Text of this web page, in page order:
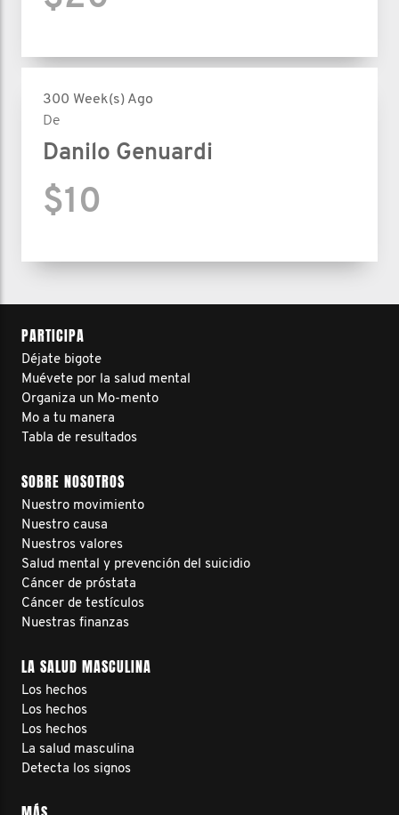
300 Week(s) Ago
De
Danilo Genuardi
$10
PARTICIPA
Déjate bigote
Muévete por la salud mental
Organiza un Mo-mento
Mo a tu manera
Tabla de resultados
SOBRE NOSOTROS
Nuestro movimiento
Nuestro causa
Nuestros valores
Salud mental y prevención del suicidio
Cáncer de próstata
Cáncer de testículos
Nuestras finanzas
LA SALUD MASCULINA
Los hechos
Los hechos
Los hechos
La salud masculina
Detecta los signos